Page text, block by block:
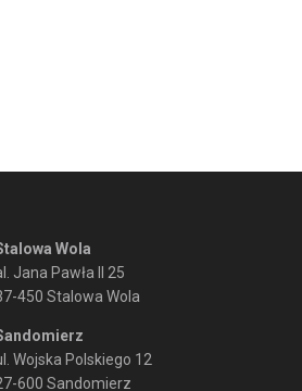
Wola
Jana Pawła II 25
450 Stalowa Wola
Wojska Polskiego 12
600 Sandomierz